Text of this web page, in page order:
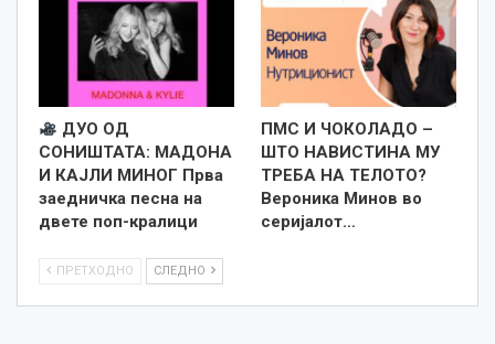
ДУО ОД
СОНИШТАТА: МАДОНА
И КАЈЛИ МИНОГ Прва
заедничка песна на
двете поп-кралици
ПМС И ЧОКОЛАДО –
ШТО НАВИСТИНА МУ
ТРЕБА НА ТЕЛОТО?
Вероника Минов во
серијалот…
ПРЕТХОДНО СЛЕДНО